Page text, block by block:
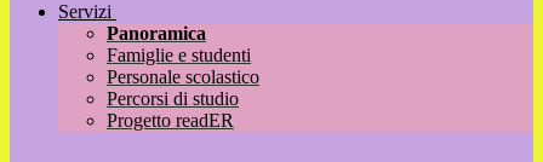
Servizi
Panoramica
Famiglie e studenti
Personale scolastico
Percorsi di studio
Progetto readER